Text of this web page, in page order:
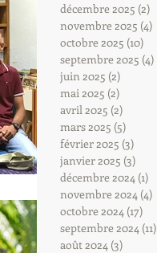
décembre 2025 (2)
novembre 2025 (4)
octobre 2025 (10)
septembre 2025 (4)
juin 2025 (2)
mai 2025 (2)
avril 2025 (2)
mars 2025 (5)
février 2025 (3)
janvier 2025 (3)
décembre 2024 (1)
novembre 2024 (4)
octobre 2024 (17)
septembre 2024 (11)
août 2024 (3)